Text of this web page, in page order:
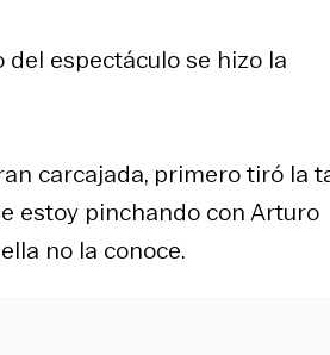
espectáculo se hizo la
carcajada, primero tiró la
estoy pinchando con Arturo
no la conoce.